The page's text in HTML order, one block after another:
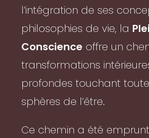
l’intégration de ses
philosophies de vie, la
Conscience offre un
transformations
profondes touchant
sphères de l’être.
Ce chemin a été